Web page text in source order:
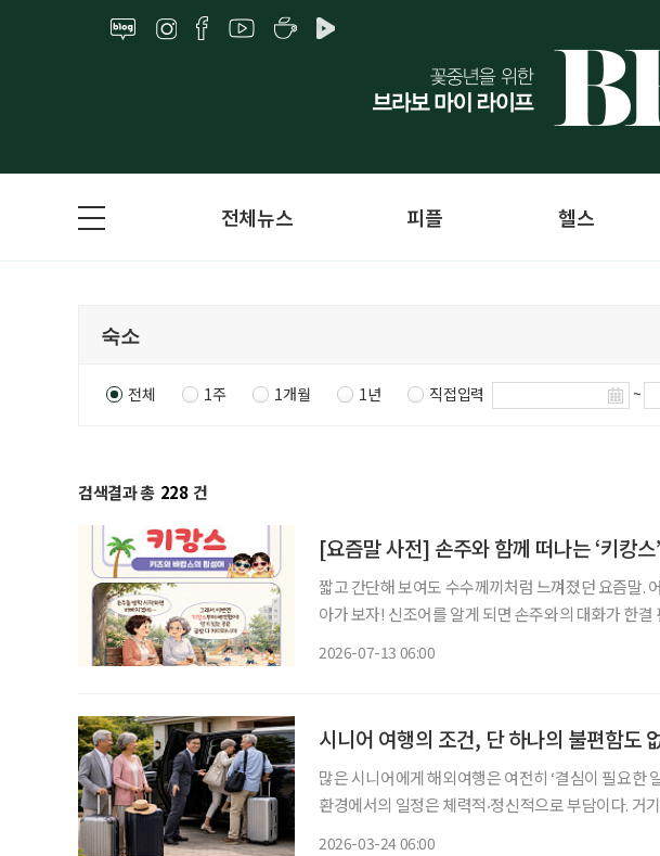
전체뉴스 피플 헬스
전체 1주 1개월 1년 직접입력 ~
검색결과 총 228 건
[요즘말 사전] 손주와 함께 떠나는 ‘키캉스’
짧고 간단해 보여도 수수께끼처럼 느껴졌던 요즘말.
아가 보자! 신조어를 알게 되면 손주와의 대화가 한
2026-07-13 06:00
시니어 여행의 조건, 단 하나의 불편함도
많은 시니어에게 해외여행은 여전히 ‘결심이 필요한
환경에서의 일정은 체력적‧정신적으로 부담이다. 거
2026-03-24 06:00